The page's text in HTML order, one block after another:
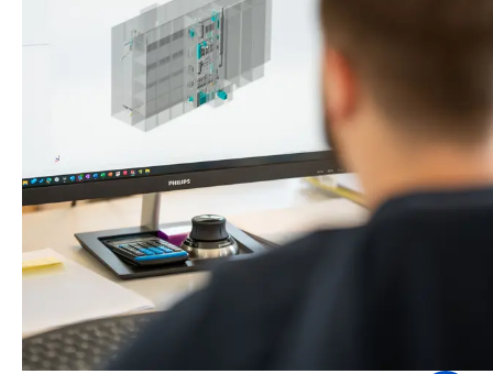
GLASS
PICUP
Automation
VISCA
SWISCA AG
Wührestrasse 14
9050 Appenzell
Schweiz